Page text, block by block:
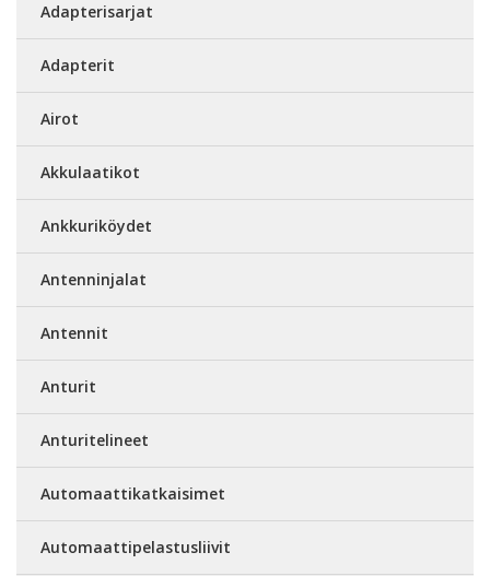
Adapterisarjat
Adapterit
Airot
Akkulaatikot
Ankkuriköydet
Antenninjalat
Antennit
Anturit
Anturitelineet
Automaattikatkaisimet
Automaattipelastusliivit